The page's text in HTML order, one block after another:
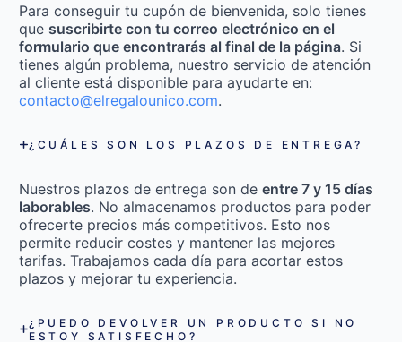
Para conseguir tu cupón de bienvenida, solo tienes
que suscribirte con tu correo electrónico en el
formulario que encontrarás al final de la página. Si
tienes algún problema, nuestro servicio de atención
al cliente está disponible para ayudarte en:
contacto@elregalounico.com.
¿CUÁLES SON LOS PLAZOS DE ENTREGA?
Nuestros plazos de entrega son de entre 7 y 15 días
laborables. No almacenamos productos para poder
ofrecerte precios más competitivos. Esto nos
permite reducir costes y mantener las mejores
tarifas. Trabajamos cada día para acortar estos
plazos y mejorar tu experiencia.
¿PUEDO DEVOLVER UN PRODUCTO SI NO
ESTOY SATISFECHO?